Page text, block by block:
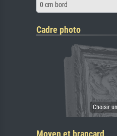
0 cm bord
Cadre photo
Moyen et brancard